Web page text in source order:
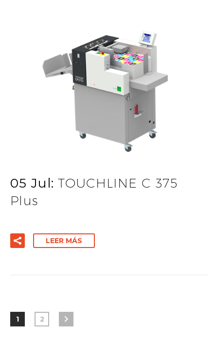
05 Jul:TOUCHLINE C 375
Plus
LEER MÁS
1 2